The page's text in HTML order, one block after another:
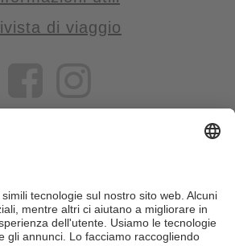
di viaggio
di viaggio per chi desidera vivere il
– con consigli autentici, alloggi e
offerte su misura.